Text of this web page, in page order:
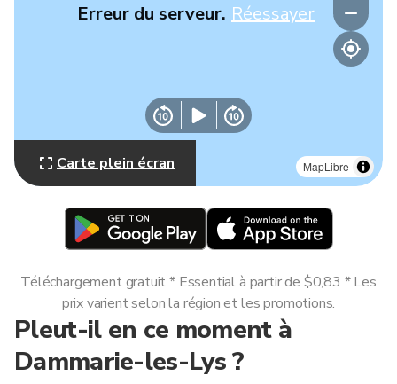
MapLibre
Erreur du serveur. Réessayer
Carte plein écran
Pleut-il en ce moment à
Dammarie-les-Lys ?
Téléchargement gratuit * Essential à partir de $0,83 * Les
prix varient selon la région et les promotions.